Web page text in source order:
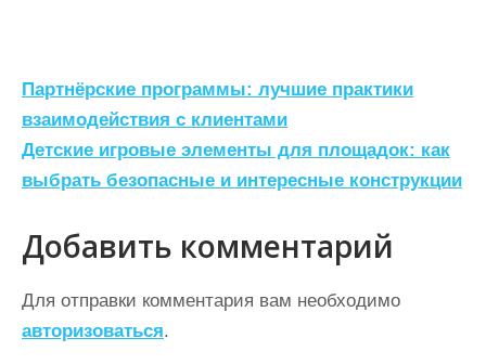
Н
а
в
и
г
а
ц
и
Партнёрские программы: лучшие практики
взаимодействия с клиентами
Детские игровые элементы для площадок: как
выбрать безопасные и интересные конструкции
Добавить комментарий
Для отправки комментария вам необходимо
авторизоваться.